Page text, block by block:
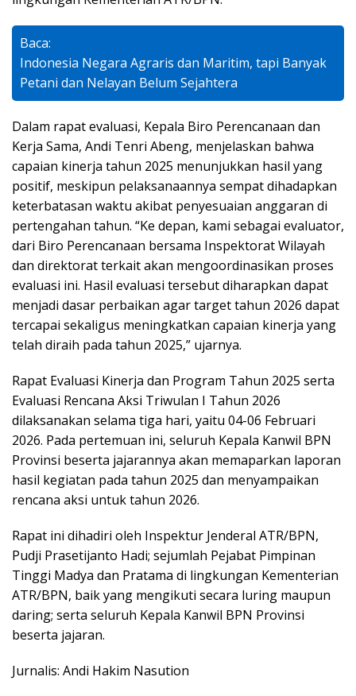
Baca:
Indonesia Negara Agraris dan Maritim, tapi Banyak
Petani dan Nelayan Belum Sejahtera
Dalam rapat evaluasi, Kepala Biro Perencanaan dan
Kerja Sama, Andi Tenri Abeng, menjelaskan bahwa
capaian kinerja tahun 2025 menunjukkan hasil yang
positif, meskipun pelaksanaannya sempat dihadapkan
keterbatasan waktu akibat penyesuaian anggaran di
pertengahan tahun. “Ke depan, kami sebagai evaluator,
dari Biro Perencanaan bersama Inspektorat Wilayah
dan direktorat terkait akan mengoordinasikan proses
evaluasi ini. Hasil evaluasi tersebut diharapkan dapat
menjadi dasar perbaikan agar target tahun 2026 dapat
tercapai sekaligus meningkatkan capaian kinerja yang
telah diraih pada tahun 2025,” ujarnya.
Rapat Evaluasi Kinerja dan Program Tahun 2025 serta
Evaluasi Rencana Aksi Triwulan I Tahun 2026
dilaksanakan selama tiga hari, yaitu 04-06 Februari
2026. Pada pertemuan ini, seluruh Kepala Kanwil BPN
Provinsi beserta jajarannya akan memaparkan laporan
hasil kegiatan pada tahun 2025 dan menyampaikan
rencana aksi untuk tahun 2026.
Rapat ini dihadiri oleh Inspektur Jenderal ATR/BPN,
Pudji Prasetijanto Hadi; sejumlah Pejabat Pimpinan
Tinggi Madya dan Pratama di lingkungan Kementerian
ATR/BPN, baik yang mengikuti secara luring maupun
daring; serta seluruh Kepala Kanwil BPN Provinsi
beserta jajaran.
Jurnalis: Andi Hakim Nasution